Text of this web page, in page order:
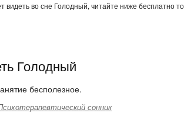
видеть во сне Голодный, читайте ниже бесплатно
Голодный
бесполезное.
сонник